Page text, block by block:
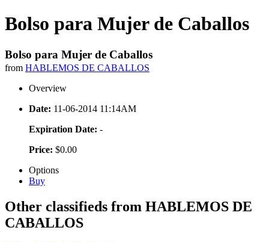
Bolso para Mujer de Caballos
Bolso para Mujer de Caballos
from HABLEMOS DE CABALLOS
Overview
Date: 11-06-2014 11:14AM
Expiration Date: -
Price: $0.00
Options
Buy
Other classifieds from HABLEMOS DE
CABALLOS